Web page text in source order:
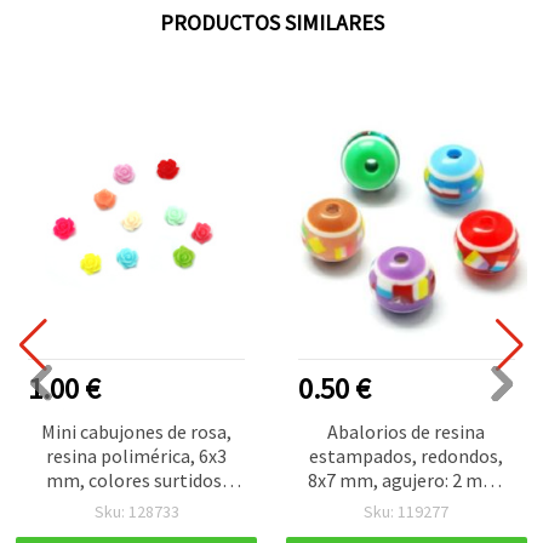
PRODUCTOS SIMILARES
1.00 €
Mini cabujones de rosa,
resina polimérica, 6x3
mm, colores surtidos,
pack de 50 para
Sku: 128733
0.50 €
Abalorios de resina
estampados, redondos,
8x7 mm, agujero: 2 mm,
colores surtidos (MIX) - 20
Sku: 119277